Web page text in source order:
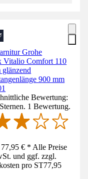
Grohe
Vitalio Comfort 110
900 mm
Bewertung:
1 Bewertung.
€ * Alle Preise
und ggf. zzgl.
pro ST77,95